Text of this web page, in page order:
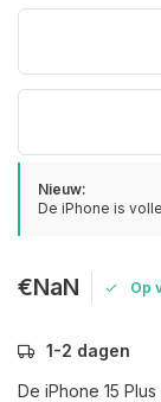
Nieuw:
De iPhone is
€NaN Op
1-2 dagen
De iPhone 15